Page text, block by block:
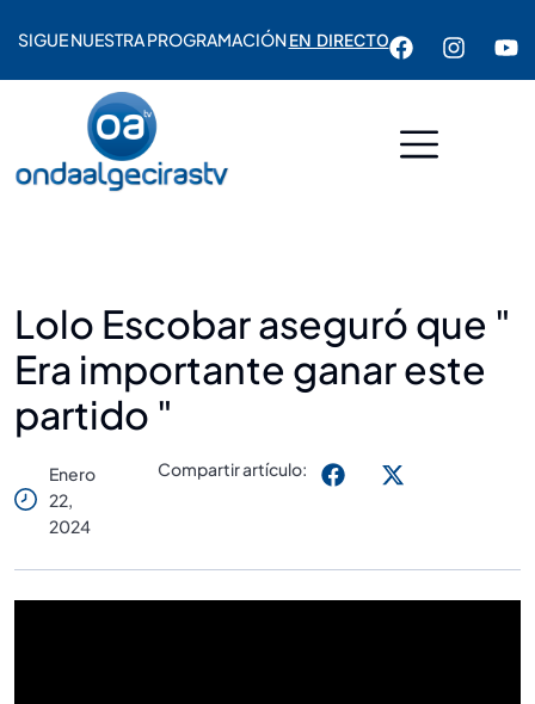
SIGUE NUESTRA PROGRAMACIÓNEN DIRECTO
Lolo Escobar aseguró que "
Era importante ganar este
partido "
Enero
22,
2024
Compartir artículo: